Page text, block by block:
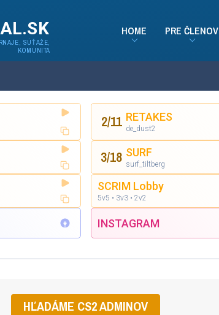
SÚŤAŽE,
KOMUNITA
HOME PRE ČLENOV
2/11 RETAKES
de_dust2
3/18 SURF
surf_tiltberg
SCRIM Lobby
5v5 • 3v3 • 2v2
INSTAGRAM
HĽADÁME CS2 ADMINOV